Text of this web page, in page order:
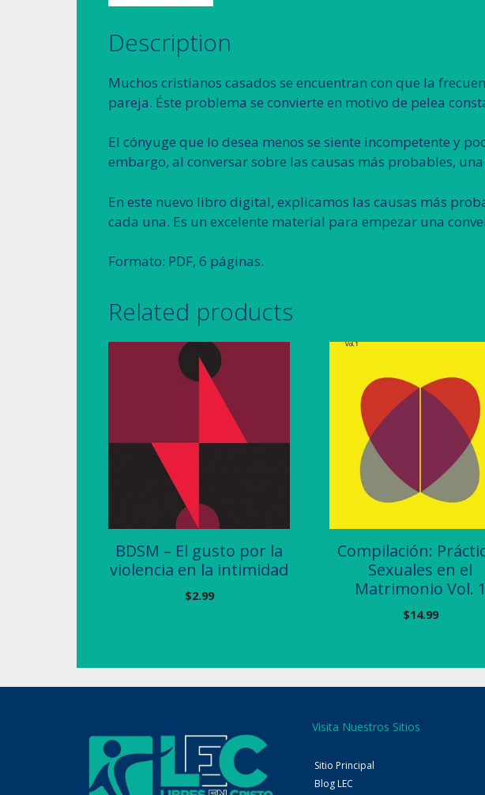
Description
Muchos cristianos casados se encuentran con que la
pareja. Éste problema se convierte en motivo de pelea
El cónyuge que lo desea menos se siente incompetente y
embargo, al conversar sobre las causas más probables,
En este nuevo libro digital, explicamos las causas más
cada una. Es un excelente material para empezar una
Formato: PDF, 6 páginas.
Related products
BDSM – El gusto por la
violencia en la intimidad
$2.99
Compilación:
Sexuales en el
Matrimonio Vol. 1
$14.99
Visita Nuestros Sitios
Sitio Principal
Blog LEC